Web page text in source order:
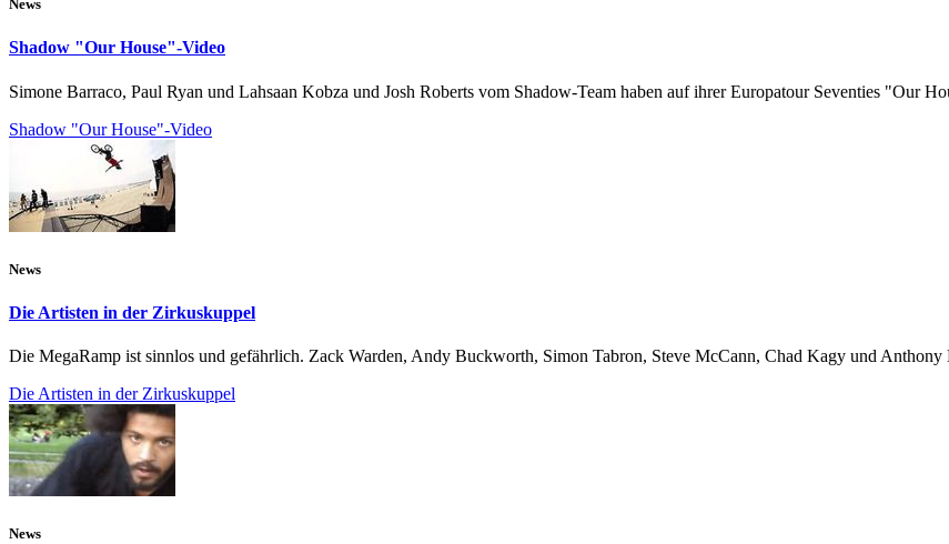
News
Shadow "Our House"-Video
Simone Barraco, Paul Ryan und Lahsaan Kobza und Josh Roberts vom Shadow-Team haben auf ihrer Europatour Seventies "Our
Shadow "Our House"-Video
News
Die Artisten in der Zirkuskuppel
Die MegaRamp ist sinnlos und gefährlich. Zack Warden, Andy Buckworth, Simon Tabron, Steve McCann, Chad Kagy und Anthony
Die Artisten in der Zirkuskuppel
News